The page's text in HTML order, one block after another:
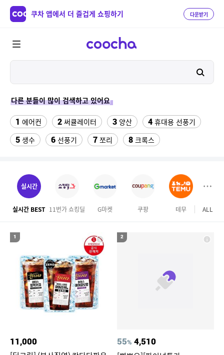
쿠차 앱에서 더 즐겁게 쇼핑하기 다운받기
다른 분들이 많이 검색하고 있어요
1 에어컨 2 써큘레이터 3 양산 4 휴대용 선풍기
5 생수 6 선풍기 7 쪼리 8 크록스
11 나노 게르마늄 의료기 침대
12 갤럭시탭 s6lite 젤리키보드케이스 땡땡이 블라우스
14 남성용 숄더백 15 onemix 16 댄스복 상의
다이소C타입 to HDMI 미러링 케이블
트레일러 후미등
ALL
실시간
실시간 BEST 11번가 쇼킹딜 G마켓 쿠팡 테무 GS
1
11,000
2
55% 4,510